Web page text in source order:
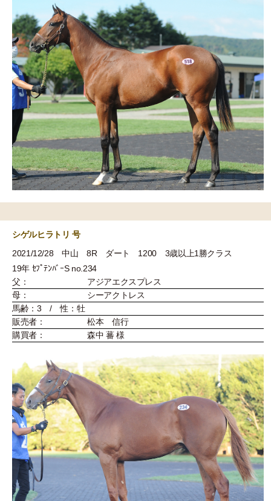
シゲルヒラトリ 号
2021/12/28 中山 8R ダート 1200 3歳以上1勝クラス
19年 ｾﾌﾟﾃﾝﾊﾞｰS no.234
父：
アジアエクスプレス
母：
シーアクトレス
馬齢：3 / 性：牡
販売者：
松本 信行
購買者：
森中 蕃 様